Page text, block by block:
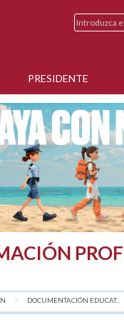
PRESIDENTE
DOCUMENTACIÓN EDUCAT...